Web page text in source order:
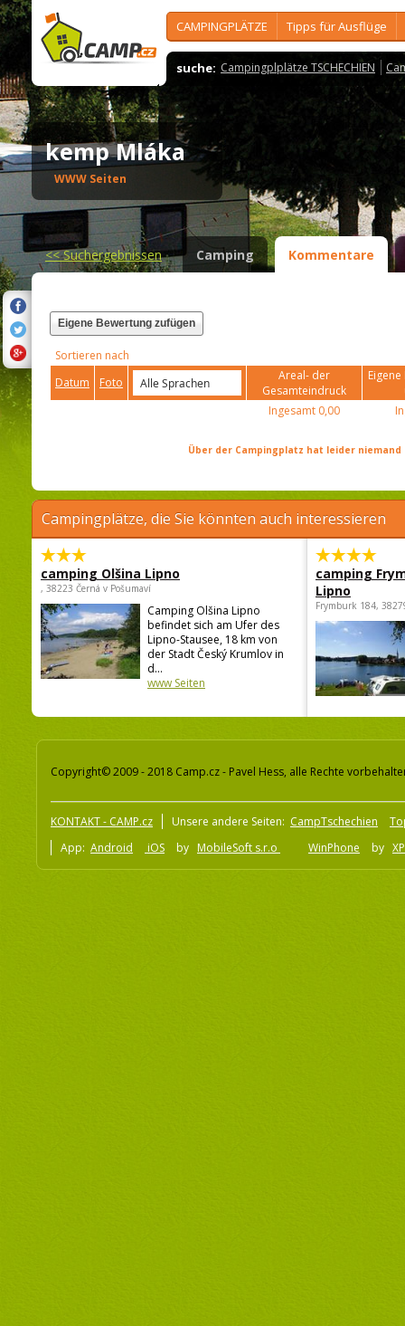
CAMPINGPLÄTZE Tipps für Ausflüge
suche: Campingplplätze TSCHECHIEN
kemp Mláka
WWW Seiten
<<Suchergebnissen Camping Kommentare
Eigene Bewertung zufügen
Sortieren nach
Datum
Foto
Areal- der
Gesamteindruck
Ingesamt 0,00
Über der Campingplatz hat leider
Campingplätze, die Sie könnten auch interessieren
camping Olšina Lipno
, 38223 Černá v Pošumaví
Camping Olšina Lipno
befindet sich am Ufer des
Lipno-Stausee, 18 km von
der Stadt Český Krumlov in
d...
www Seiten
camping
Lipno
Frymburk 184,
Copyright© 2009 - 2018 Camp.cz - Pavel Hess, alle Rechte
KONTAKT - CAMP.cz Unsere andere Seiten: CampTschechien
App: Android iOS by MobileSoft s.r.o WinPhone by